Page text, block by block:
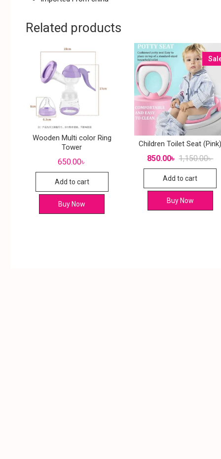
Related products
Wooden Multi color Ring
Tower
650.00৳
Add to cart
Buy Now
Children Toilet Seat
1,150.00৳
850.00৳
Add to cart
Buy Now